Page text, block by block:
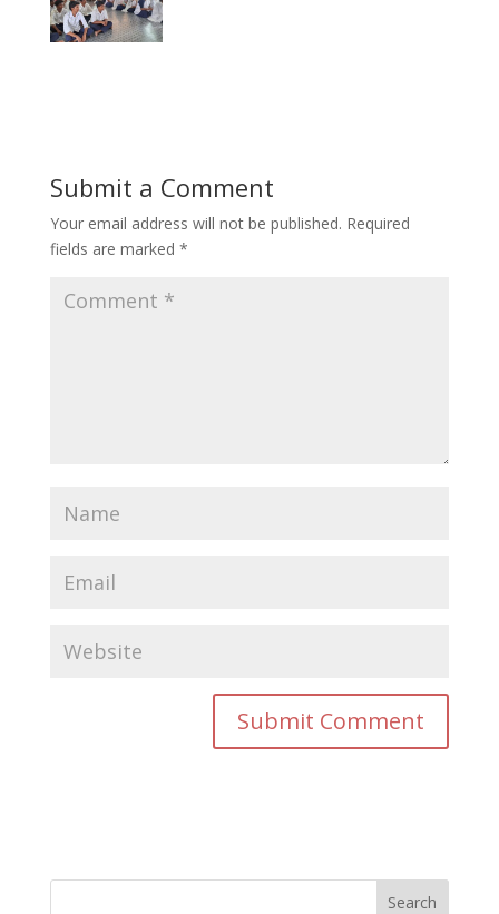
Submit a Comment
Your email address will not be published. Required
fields are marked *
Search